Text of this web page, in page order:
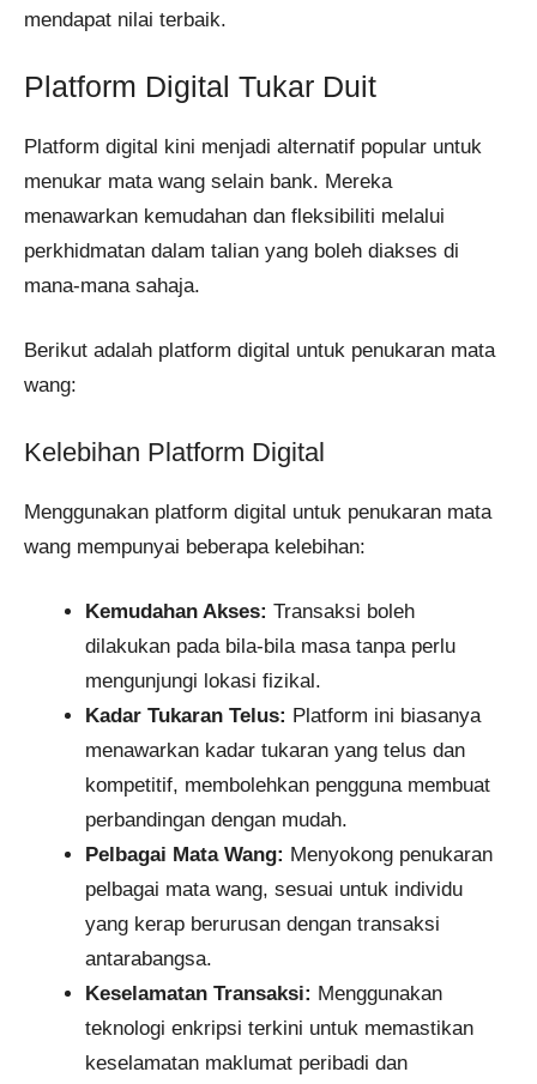
mendapat nilai terbaik.
Platform Digital Tukar Duit
Platform digital kini menjadi alternatif popular untuk
menukar mata wang selain bank. Mereka
menawarkan kemudahan dan fleksibiliti melalui
perkhidmatan dalam talian yang boleh diakses di
mana-mana sahaja.
Berikut adalah platform digital untuk penukaran mata
wang:
Kelebihan Platform Digital
Menggunakan platform digital untuk penukaran mata
wang mempunyai beberapa kelebihan:
Kemudahan Akses: Transaksi boleh
dilakukan pada bila-bila masa tanpa perlu
mengunjungi lokasi fizikal.
Kadar Tukaran Telus: Platform ini biasanya
menawarkan kadar tukaran yang telus dan
kompetitif, membolehkan pengguna membuat
perbandingan dengan mudah.
Pelbagai Mata Wang: Menyokong penukaran
pelbagai mata wang, sesuai untuk individu
yang kerap berurusan dengan transaksi
antarabangsa.
Keselamatan Transaksi: Menggunakan
teknologi enkripsi terkini untuk memastikan
keselamatan maklumat peribadi dan